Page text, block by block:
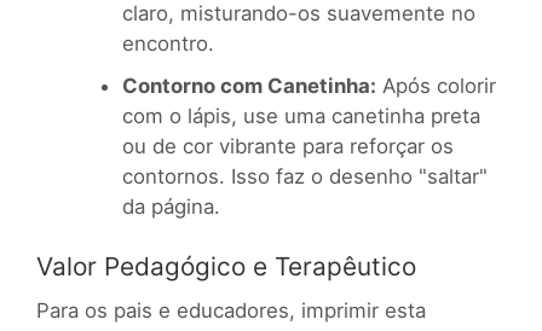
claro, misturando-os suavemente no
encontro.
Contorno com Canetinha: Após colorir
com o lápis, use uma canetinha preta
ou de cor vibrante para reforçar os
contornos. Isso faz o desenho "saltar"
da página.
Valor Pedagógico e Terapêutico
Para os pais e educadores, imprimir esta